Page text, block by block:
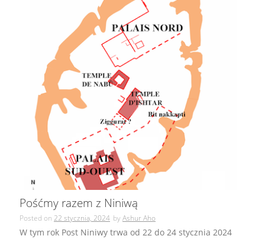
Pośćmy razem z Niniwą
Posted on 22 stycznia, 2024 byAshur Aho
W tym rok Post Niniwy trwa od 22 do 24 stycznia 2024